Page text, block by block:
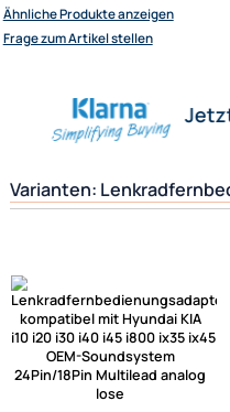
Hinweisen (siehe
- Bordcomputersteuerung
- Speedpuls
- Telefon annehmen/auflegen
Hilfreiche Links
passende Produkte
Ähnliche Produkte anzeigen
Frage zum Artikel stellen